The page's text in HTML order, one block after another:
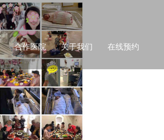
合作医院 关于我们 在线预约